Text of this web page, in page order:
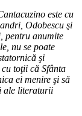
este cu
Odobescu şi
pentru anumite
nu se poate
şi
toţii că Sfânta
ei menire şi să
ale literaturii